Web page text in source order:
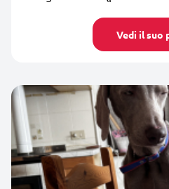
Vedi il suo